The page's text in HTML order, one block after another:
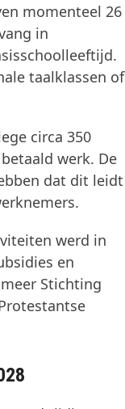
momenteel 26
in
taalklassen of
circa 350
werk. De
dat dit leidt
werd in
en
Stichting